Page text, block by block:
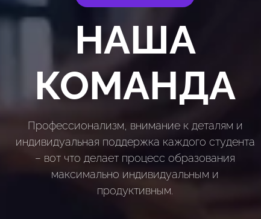
НАША
КОМАНДА
Профессионализм, внимание к деталям и
индивидуальная поддержка каждого студента
– вот что делает процесс образования
максимально индивидуальным и
продуктивным.